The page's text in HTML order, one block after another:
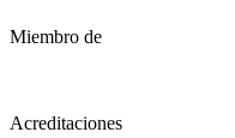
Miembro de
Acreditaciones